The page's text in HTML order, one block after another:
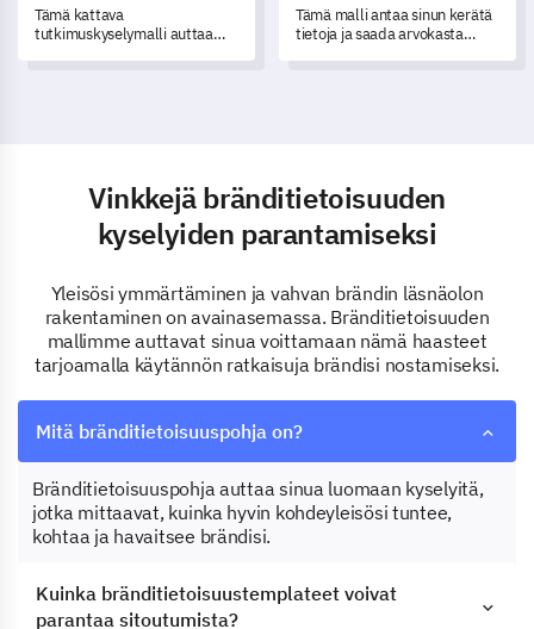
Tämä kattava
tutkimuskyselymalli auttaa
Tämä malli antaa sinun kerätä
tietoja ja saada arvokasta
Vinkkejä bränditietoisuuden
kyselyiden parantamiseksi
Yleisösi ymmärtäminen ja vahvan brändin läsnäolon
rakentaminen on avainasemassa. Bränditietoisuuden
mallimme auttavat sinua voittamaan nämä haasteet
tarjoamalla käytännön ratkaisuja brändisi nostamiseksi.
Mitä bränditietoisuuspohja on?
Bränditietoisuuspohja auttaa sinua luomaan kyselyitä,
jotka mittaavat, kuinka hyvin kohdeyleisösi tuntee,
kohtaa ja havaitsee brändisi.
Kuinka bränditietoisuustemplateet voivat
parantaa sitoutumista?